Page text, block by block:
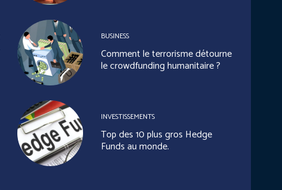
BUSINESS
Comment le terrorisme détourne
le crowdfunding humanitaire ?
INVESTISSEMENTS
Top des 10 plus gros Hedge
Funds au monde.